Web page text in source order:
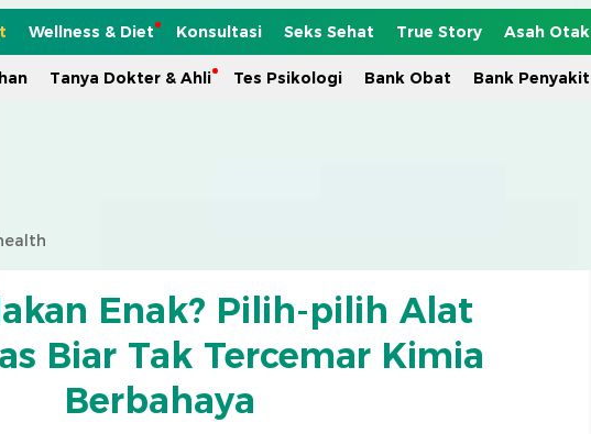
Wellness & Diet Konsultasi Seks Sehat True Story Asah Otak
Tanya Dokter & Ahli Tes Psikologi Bank Obat Bank Penyakit
Enak? Pilih-pilih Alat
Biar Tak Tercemar Kimia
Berbahaya